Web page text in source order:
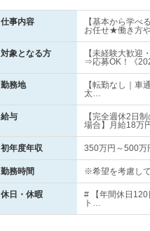
仕事内容
【基本から学べ
お任せ★働き方
対象となる方
【未経験大歓迎
⇒応募OK！《
勤務地
【転勤なし｜車
太…
給与
【完全週休2日
場合】月給18万
初年度年収 350万円～500万
勤務時間 ※希望を考慮し
休日・休暇
# 【年間休日
ト…